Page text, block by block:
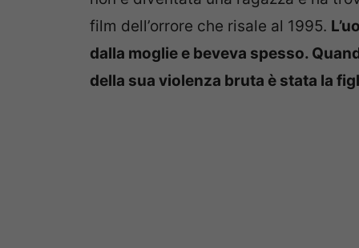
film dell’orrore che risale al 1995.
dalla moglie e beveva spesso.
della sua violenza bruta è stata la